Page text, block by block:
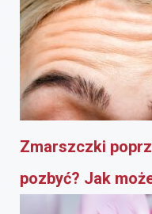
Zmarszczki
pozbyć? Jak